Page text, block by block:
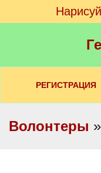
РЕГИСТРАЦИЯ
Волонтеры »